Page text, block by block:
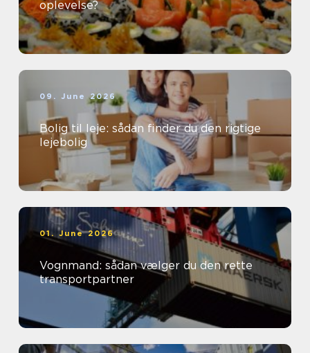
oplevelse?
09. June 2026
Bolig til leje: sådan finder du den rigtige
lejebolig
01. June 2026
Vognmand: sådan vælger du den rette
transportpartner